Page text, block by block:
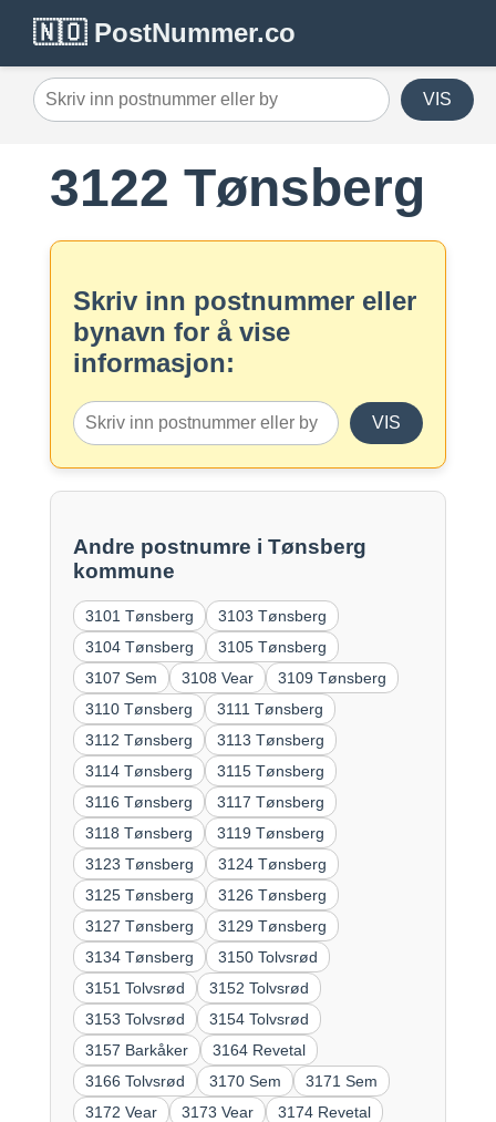
🇳🇴 PostNummer.co
VIS
3122 Tønsberg
Skriv inn postnummer eller
bynavn for å vise
informasjon:
VIS
Andre postnumre i Tønsberg
kommune
3101 Tønsberg
3103 Tønsberg
3104 Tønsberg
3105 Tønsberg
3107 Sem
3108 Vear
3109 Tønsberg
3110 Tønsberg
3111 Tønsberg
3112 Tønsberg
3113 Tønsberg
3114 Tønsberg
3115 Tønsberg
3116 Tønsberg
3117 Tønsberg
3118 Tønsberg
3119 Tønsberg
3123 Tønsberg
3124 Tønsberg
3125 Tønsberg
3126 Tønsberg
3127 Tønsberg
3129 Tønsberg
3134 Tønsberg
3150 Tolvsrød
3151 Tolvsrød
3152 Tolvsrød
3153 Tolvsrød
3154 Tolvsrød
3157 Barkåker
3164 Revetal
3166 Tolvsrød
3170 Sem
3171 Sem
3172 Vear
3173 Vear
3174 Revetal